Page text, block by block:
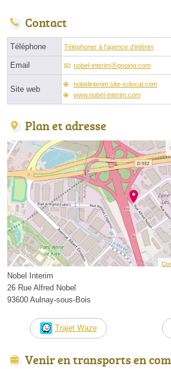
Contact
Téléphone Téléphoner à l'agence d'intérim
Email nobel-interimⓐgnoing.com
Site web
nobelinterim.site-solocal.com
www.nobel-interim.com
Plan et adresse
Nobel Interim
26 Rue Alfred Nobel
93600 Aulnay-sous-Bois
Trajet Waze
Venir en transports en